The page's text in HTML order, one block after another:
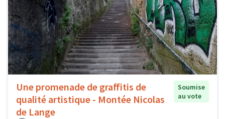
Une promenade de graffitis de
qualité artistique - Montée Nicolas
de Lange
Soumise
au vote